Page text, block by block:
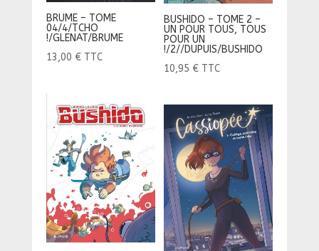
BRUME – TOME
04/4/TCHO
!/GLENAT/BRUME
13,00 € TTC
BUSHIDO – TOME 2 –
UN POUR TOUS, TOUS
POUR UN
!/2//DUPUIS/BUSHIDO
10,95 € TTC